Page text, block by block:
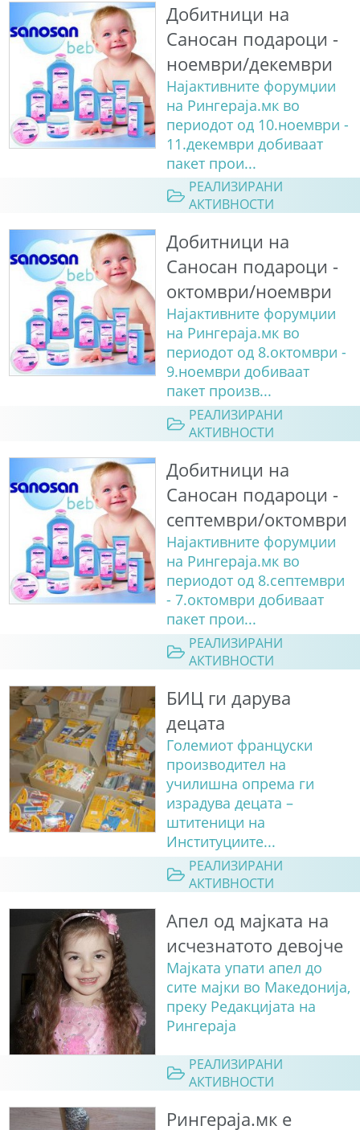
Добитници на
Саносан подароци -
ноември/декември
Најактивните форумџии
на Рингераја.мк во
периодот од 10.ноември -
11.декември добиваат
пакет прои...
РЕАЛИЗИРАНИ
АКТИВНОСТИ
Добитници на
Саносан подароци -
октомври/ноември
Најактивните форумџии
на Рингераја.мк во
периодот од 8.октомври -
9.ноември добиваат
пакет произв...
РЕАЛИЗИРАНИ
АКТИВНОСТИ
Добитници на
Саносан подароци -
септември/октомври
Најактивните форумџии
на Рингераја.мк во
периодот од 8.септември
- 7.октомври добиваат
пакет прои...
РЕАЛИЗИРАНИ
АКТИВНОСТИ
БИЦ ги дарува
децата
Големиот француски
производител на
училишна опрема ги
израдува децата –
штитеници на
Институциите...
РЕАЛИЗИРАНИ
АКТИВНОСТИ
Апел од мајката на
исчезнатото девојче
Мајката упати апел до
сите мајки во Македонија,
преку Редакцијата на
Рингераја
РЕАЛИЗИРАНИ
АКТИВНОСТИ
Рингераја.мк е